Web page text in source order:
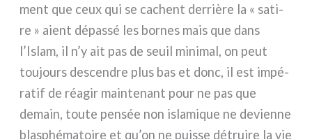
ment que ceux qui se cachent der­riè­re la « sati­
re » aient dépas­sé les bor­nes mais que dans
l’Islam, il n’y ait pas de seuil mini­mal, on peut
tou­jours descen­dre plus bas et donc, il est impé­
ra­tif de réa­gir main­te­nant pour ne pas que
demain, tou­te pen­sée non isla­mi­que ne devien­ne
bla­sphé­ma­toi­re et qu’on ne puis­se détrui­re la vie